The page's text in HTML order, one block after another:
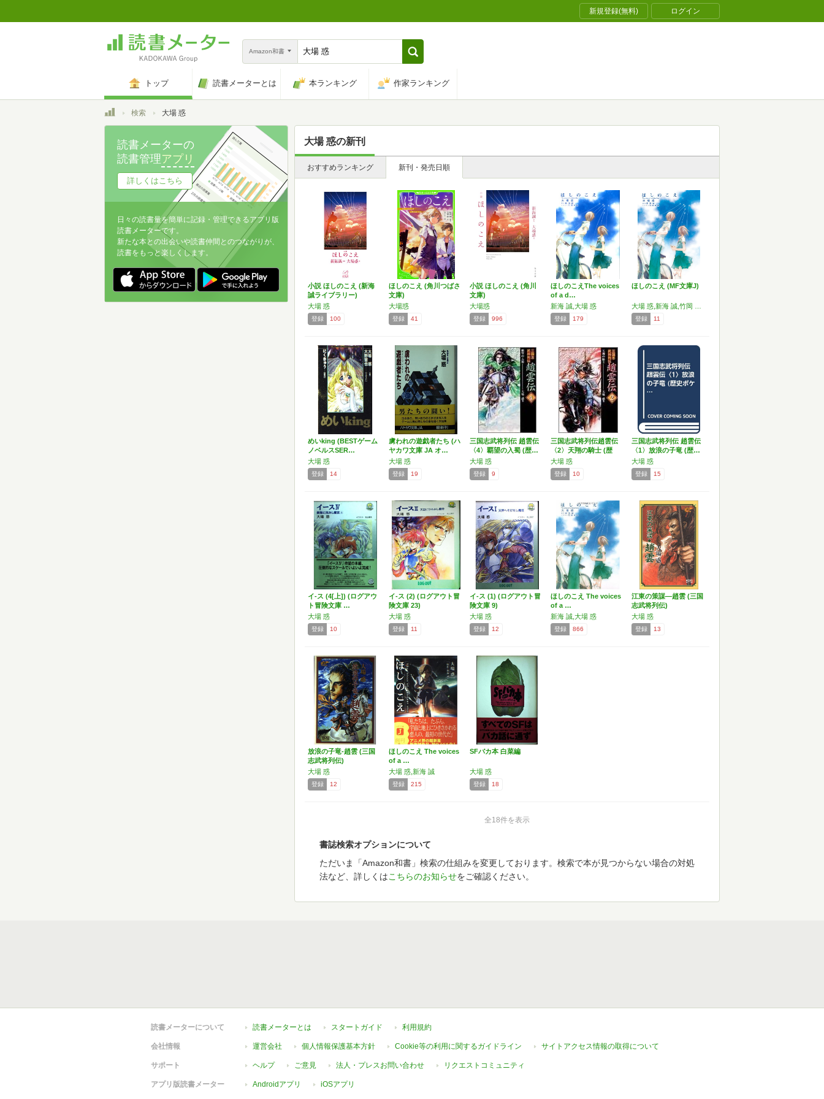
新規登録(無料) ログイン
Amazon和書
トップ 読書メーターとは 本ランキング 作家ランキング
トップ検索 大場 惑
大場 惑の新刊
おすすめランキング 新刊・発売日順
小説 ほしのこえ (新海
誠ライブラリー)
大場 惑
登録 100
ほしのこえ (角川つばさ
文庫)
大場惑
登録 41
小説 ほしのこえ (角川
文庫)
大場惑
登録 996
ほしのこえThe voices
of a d…
新海 誠,大場 惑
登録 179
ほしのこえ (MF文庫J)
登録 11
めいking (BESTゲーム
ノベルスSER…
大場 惑
登録 14
虜われの遊戯者たち (ハ
ヤカワ文庫 JA オ…
大場 惑
登録 19
三国志武将列伝 趙雲伝
〈4〉覇望の入蜀 (歴…
大場 惑
登録 9
三国志武将列伝趙雲伝
〈2〉天翔の騎士 (歴
史…
大場 惑
登録 10
三国志武将列伝 趙雲伝
〈1〉放浪の子竜 (歴…
大場 惑
登録 15
イ-ス (4[上]) (ログアウ
ト冒険文庫 …
大場 惑
登録 10
イ-ス (2) (ログアウト冒
険文庫 23)
大場 惑
登録 11
イ-ス (1) (ログアウト冒
険文庫 9)
大場 惑
登録 12
ほしのこえ The voices
of a …
新海 誠,大場 惑
登録 866
江東の策謀―趙雲 (三国
志武将列伝)
大場 惑
登録 13
放浪の子竜-趙雲 (三国
志武将列伝)
大場 惑
登録 12
ほしのこえ The voices
of a …
大場 惑,新海 誠
登録 215
SFバカ本 白菜編
大場 惑
登録 18
全18件を表示
書誌検索オプションについて
ただいま「Amazon和書」検索の仕組みを変更しております。検索で本が見つからない場合の対処
法など、詳しくはこちらのお知らせをご確認ください。
読書メーターの
読書管理アプリ
詳しくはこちら
日々の読書量を簡単に記録・管理できるアプリ版
読書メーターです。
新たな本との出会いや読書仲間とのつながりが、
読書をもっと楽しくします。
読書メーターについて 読書メーターとは スタートガイド 利用規約
会社情報 運営会社 個人情報保護基本方針 Cookie等の利用に関するガイドライン サイトアクセス情報の取得について
サポート ヘルプ ご意見 法人・プレスお問い合わせ リクエストコミュニティ
アプリ版読書メーター Androidアプリ iOSアプリ